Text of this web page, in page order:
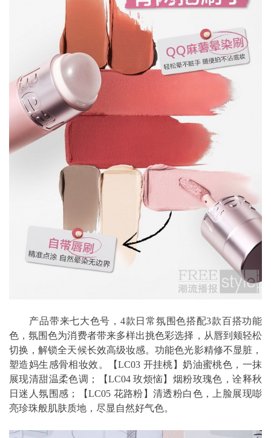
产品带来七大色号，4款日常氛围色搭配3款百搭功能
色，氛围色为消费者带来多样出挑色彩选择，从唇到颊轻松
切换，解锁全天候长效高级妆感。功能色光影精修不显脏，
塑造妈生感骨相妆效。【LC03 开挂桃】奶油蜜桃色，一抹
展现清甜温柔色调；【LC04 玫烦恼】烟粉玫瑰色，诠释秋
日迷人氛围感；【LC05 花路粉】清透粉白色，上脸展现嘭
亮珍珠般肌肤质地，尽显自然好气色。